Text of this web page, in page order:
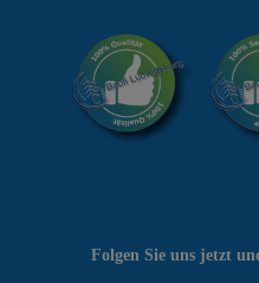
Folgen Sie uns jetzt